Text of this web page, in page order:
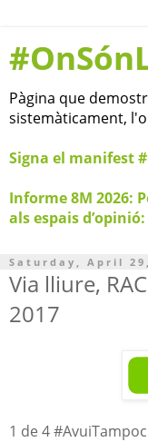
Pàgina que
sistemàticament,
Signa el manifest
Informe 8M 2026:
als espais
Saturday, April
Via lliure,
2017
1 de 4 #AvuiTampoc